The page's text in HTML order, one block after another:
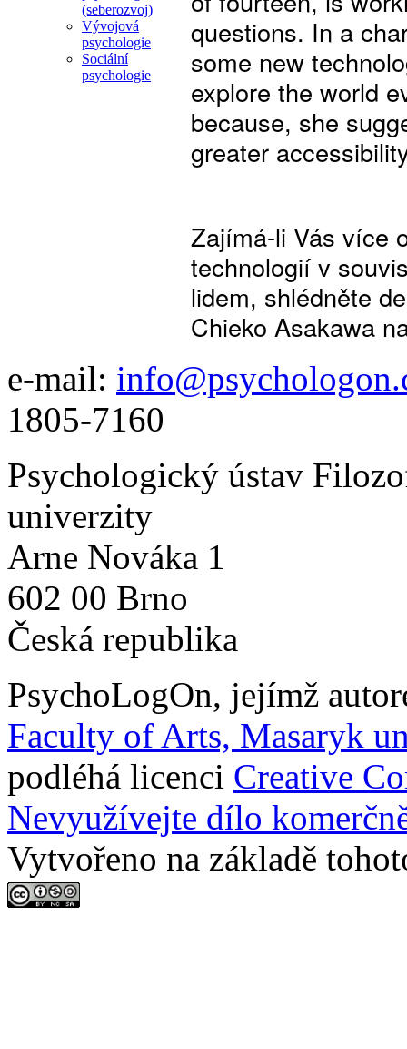
(seberozvoj)
Vývojová
psychologie
Sociální
psychologie
questions. In a
some new
explore the world
because, she
greater
Zajímá-li Vás více
technologií v
lidem, shlédněte
Chieko Asakawa
e-mail:
1805-7160
Psychologický ústav
univerzity
Arne Nováka 1
602 00 Brno
Česká republika
PsychoLogOn, jejímž
Faculty of Arts, Masaryk
podléhá licenci Creative
Nevyužívejte dílo
Vytvořeno na základě